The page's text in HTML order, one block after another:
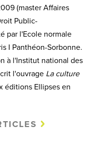
(master Affaires
Public-
par l'Ecole normale
I Panthéon-Sorbonne.
à l'Institut national des
l'ouvrage La culture
éditions Ellipses en